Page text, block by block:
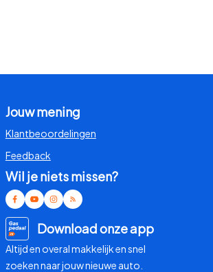
Jouw mening
Klantbeoordelingen
Feedback
Wil je niets missen?
Download onze app
Altijd en overal makkelijk en snel
zoeken naar jouw nieuwe auto.